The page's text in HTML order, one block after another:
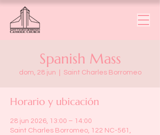
Spanish Mass
dom, 28 jun Saint Charles Borromeo
Horario y ubicación
28 jun 2026, 13:00 – 14:00
Saint Charles Borromeo, 122 NC-561,